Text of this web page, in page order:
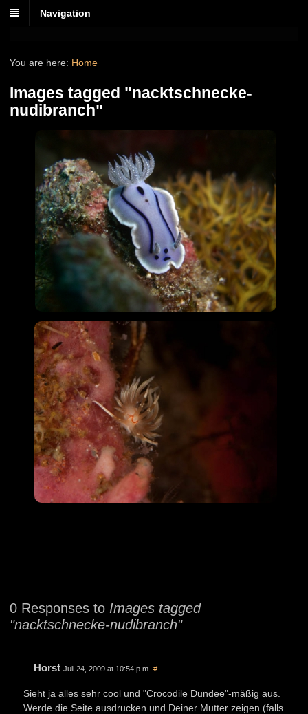
Navigation
You are here: Home
Images tagged "nacktschnecke-
nudibranch"
0 Responses to Images tagged
"nacktschnecke-nudibranch"
Horst Juli 24, 2009 at 10:54 p.m. #
Sieht ja alles sehr cool und "Crocodile Dundee"-mäßig aus.
Werde die Seite ausdrucken und Deiner Mutter zeigen (falls